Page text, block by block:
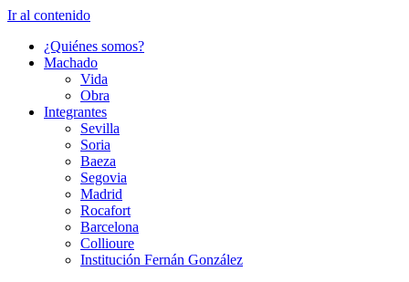
Ir al contenido
¿Quiénes somos?
Machado
Vida
Obra
Integrantes
Sevilla
Soria
Baeza
Segovia
Madrid
Rocafort
Barcelona
Collioure
Institución Fernán González